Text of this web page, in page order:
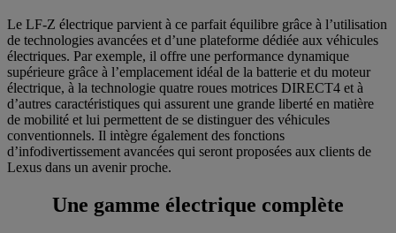
Le LF-Z électrique parvient à ce parfait équilibre grâce à l’utilisation
de technologies avancées et d’une plateforme dédiée aux véhicules
électriques. Par exemple, il offre une performance dynamique
supérieure grâce à l’emplacement idéal de la batterie et du moteur
électrique, à la technologie quatre roues motrices DIRECT4 et à
d’autres caractéristiques qui assurent une grande liberté en matière
de mobilité et lui permettent de se distinguer des véhicules
conventionnels. Il intègre également des fonctions
d’infodivertissement avancées qui seront proposées aux clients de
Lexus dans un avenir proche.
Une gamme électrique complète